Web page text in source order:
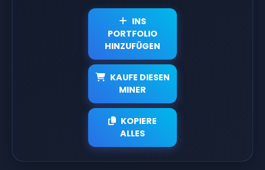
INS
PORTFOLIO
HINZUFÜGEN
KAUFE DIESEN
MINER
KOPIERE
ALLES